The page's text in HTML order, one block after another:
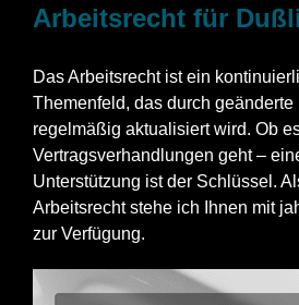
Arbeitsrecht für
Das Arbeitsrecht ist ein
Themenfeld, das durch
regelmäßig aktualisiert wird. Ob
Vertragsverhandlungen geht –
Unterstützung ist der Schlüssel.
Arbeitsrecht stehe ich Ihnen mit
zur Verfügung.